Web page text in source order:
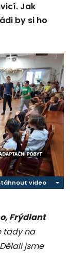
Jak
by si ho
video
Frýdlant
tady na
jsme